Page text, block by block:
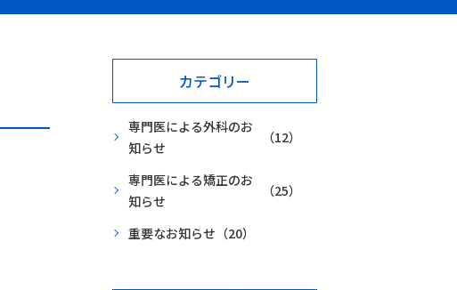
カテゴリー
専門医による外科のお
知らせ
（12）
専門医による矯正のお
知らせ
（25）
重要なお知らせ （20）